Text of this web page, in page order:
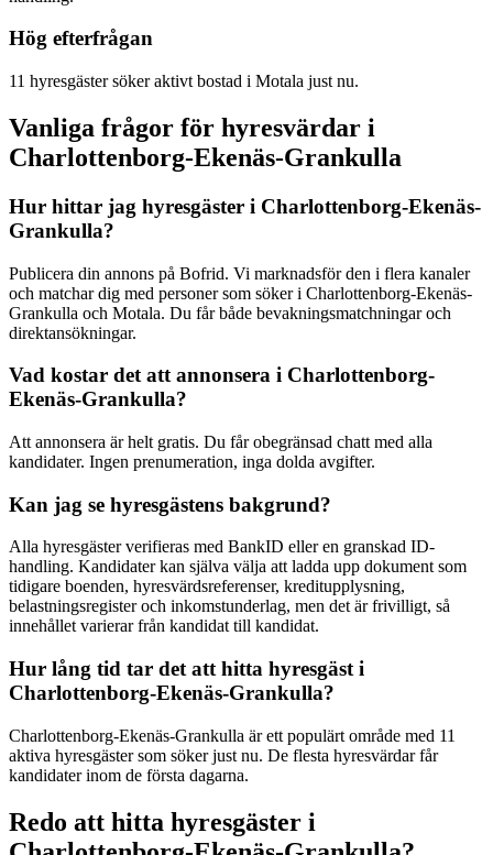
Hög efterfrågan
11 hyresgäster söker aktivt bostad i Motala just nu.
Vanliga frågor för hyresvärdar i
Charlottenborg-Ekenäs-Grankulla
Hur hittar jag hyresgäster i Charlottenborg-Ekenäs-
Grankulla?
Publicera din annons på Bofrid. Vi marknadsför den i flera kanaler
och matchar dig med personer som söker i Charlottenborg-Ekenäs-
Grankulla och Motala. Du får både bevakningsmatchningar och
direktansökningar.
Vad kostar det att annonsera i Charlottenborg-
Ekenäs-Grankulla?
Att annonsera är helt gratis. Du får obegränsad chatt med alla
kandidater. Ingen prenumeration, inga dolda avgifter.
Kan jag se hyresgästens bakgrund?
Alla hyresgäster verifieras med BankID eller en granskad ID-
handling. Kandidater kan själva välja att ladda upp dokument som
tidigare boenden, hyresvärdsreferenser, kreditupplysning,
belastningsregister och inkomstunderlag, men det är frivilligt, så
innehållet varierar från kandidat till kandidat.
Hur lång tid tar det att hitta hyresgäst i
Charlottenborg-Ekenäs-Grankulla?
Charlottenborg-Ekenäs-Grankulla är ett populärt område med 11
aktiva hyresgäster som söker just nu. De flesta hyresvärdar får
kandidater inom de första dagarna.
Redo att hitta hyresgäster i